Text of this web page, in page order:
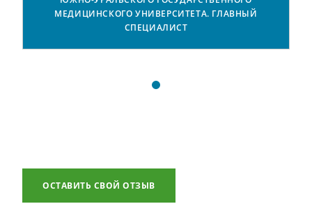
МЕДИЦИНСКОГО УНИВЕРСИТЕТА. ГЛАВНЫЙ
СПЕЦИАЛИСТ
ОСТАВИТЬ СВОЙ ОТЗЫВ